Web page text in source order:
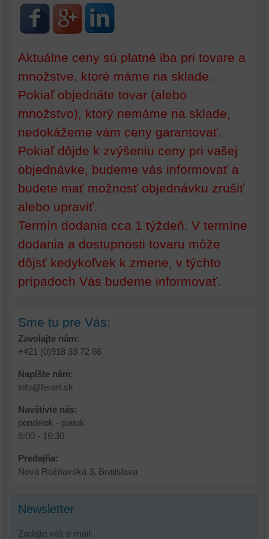
Aktuálne ceny sú platné iba pri tovare a
množstve, ktoré máme na sklade.
Pokiaľ objednáte tovar (alebo
množstvo), ktorý nemáme na sklade,
nedokážeme vám ceny garantovať.
Pokiaľ dôjde k zvýšeniu ceny pri vašej
objednávke, budeme vás informovať a
budete mať možnosť objednávku zrušiť
alebo upraviť.
Termín dodania cca 1 týždeň. V termíne
dodania a dostupnosti tovaru môže
dôjsť kedykoľvek k zmene, v týchto
prípadoch Vás budeme informovať.
Sme tu pre Vás:
Zavolajte nám:
+421 (0)918 33 72 66
Napíšte nám:
info@ferart.sk
Navštívte nás:
pondelok - piatok
8:00 - 16:30
Predajňa:
Nová Rožňavská 3, Bratislava
Newsletter
Zadajte váš e-mail:
prehliadania
a
zabezpečenia.
ukladať
niektoré
z
preferencií
bez
aby
ste
mali
používateľský
účet
alebo
bez
prihlásenia,
používať
skripty
a/alebo
zdroje
tretích
strán,
widgety